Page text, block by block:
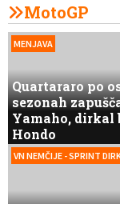
MotoGP
MENJAVA
Quartararo po
sezonah
Yamaho, dirkal
Hondo
VN NEMČIJE - SPRINT